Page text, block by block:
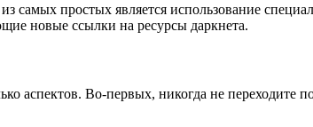
простых является использование
новые ссылки на ресурсы даркнета.
аспектов. Во-первых, никогда не переходите